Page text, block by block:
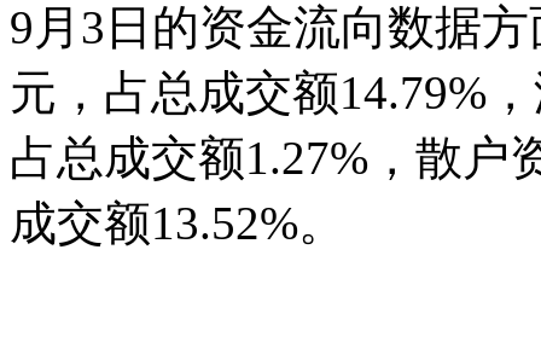
9月3日的资金流向数据
元，占总成交额14.79%
占总成交额1.27%，散户
成交额13.52%。